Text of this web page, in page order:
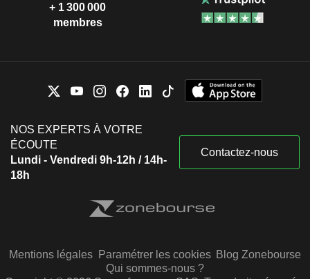
+ 1 300 000
membres
NOS EXPERTS À VOTRE
ÉCOUTE
Lundi - Vendredi 9h-12h / 14h-
18h
Contactez-nous
Mentions légales Paramétrer les cookies Blog Zonebourse
Qui sommes-nous ?